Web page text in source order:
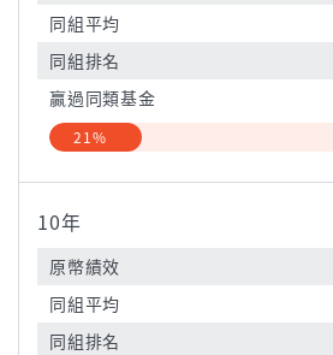
同組平均
同組排名
贏過同類基金
21%
10年
原幣績效
同組平均
同組排名